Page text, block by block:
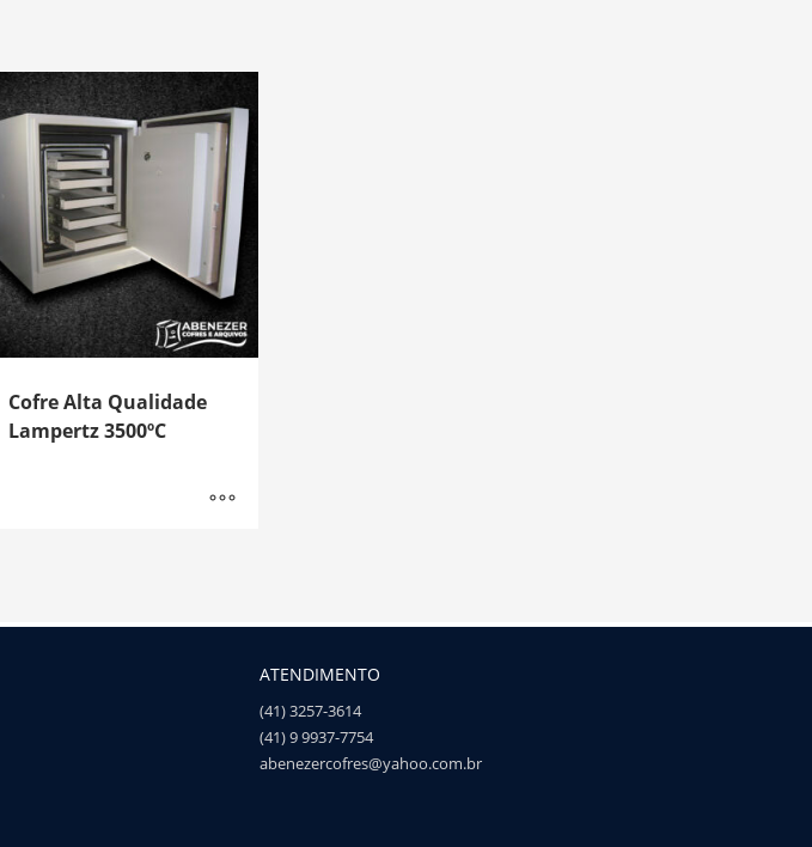
Cofre Alta Qualidade
Lampertz 3500ºC
ATENDIMENTO
(41) 3257-3614
(41) 9 9937-7754
abenezercofres@yahoo.com.br